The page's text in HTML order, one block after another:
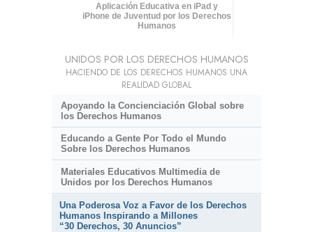
Aplicación Educativa en iPad y
iPhone de Juventud por los Derechos
Humanos
UNIDOS POR LOS DERECHOS HUMANOS
HACIENDO DE LOS DERECHOS HUMANOS UNA
REALIDAD GLOBAL
Apoyando la Concienciación Global sobre
los Derechos Humanos
Educando a Gente Por Todo el Mundo
Sobre los Derechos Humanos
Materiales Educativos Multimedia de
Unidos por los Derechos Humanos
Una Poderosa Voz a Favor de los Derechos
Humanos Inspirando a Millones
“30 Derechos, 30 Anuncios”